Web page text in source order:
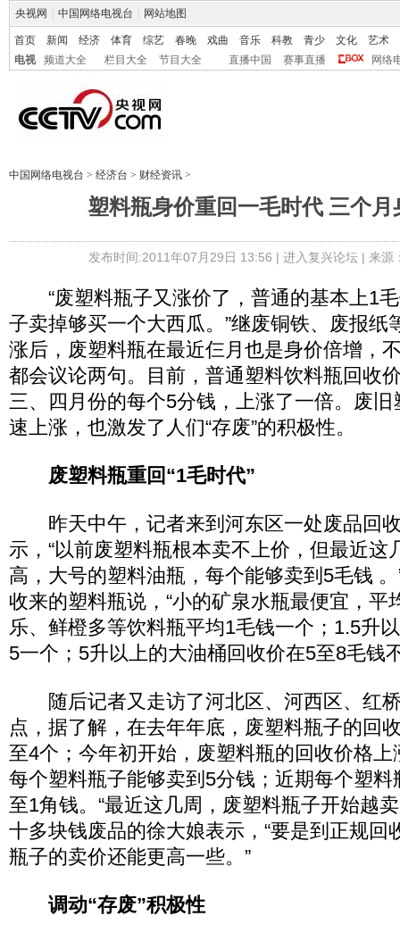
央视网 中国网络电视台 网站地图
首页 新闻 经济 体育 综艺 春晚 戏曲 音乐 科教 青少 文化
艺术
电视
频道大全 栏目大全 节目大全 直播中国 赛事直播 网络
中国网络电视台 > 经济台 > 财经资讯 >
塑料瓶身价重回一毛时代 三个月
发布时间:2011年07月29日 13:56 | 进入复兴论坛 | 来源
“废塑料瓶子又涨价了，普通的基本上1毛
子卖掉够买一个大西瓜。”继废铜铁、废报纸
涨后，废塑料瓶在最近仨月也是身价倍增，
都会议论两句。目前，普通塑料饮料瓶回收
三、四月份的每个5分钱，上涨了一倍。废
速上涨，也激发了人们“存废”的积极性。
废塑料瓶重回“1毛时代”
昨天中午，记者来到河东区一处废品回
示，“以前废塑料瓶根本卖不上价，但最近这
高，大号的塑料油瓶，每个能够卖到5毛钱
收来的塑料瓶说，“小的矿泉水瓶最便宜，平
乐、鲜橙多等饮料瓶平均1毛钱一个；1.5升
5一个；5升以上的大油桶回收价在5至8毛钱
随后记者又走访了河北区、河西区、红
点，据了解，在去年年底，废塑料瓶子的回
至4个；今年初开始，废塑料瓶的回收价格
每个塑料瓶子能够卖到5分钱；近期每个塑料
至1角钱。“最近这几周，废塑料瓶子开始越
十多块钱废品的徐大娘表示，“要是到正规回
瓶子的卖价还能更高一些。”
调动“存废”积极性